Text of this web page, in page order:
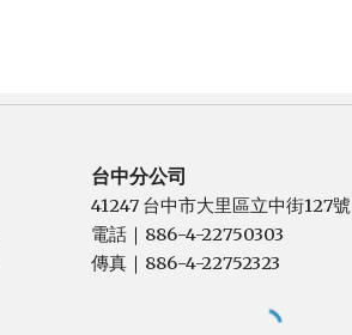
台中分公司
41247 台中市大里區立中街127號
電話
886-4-22750303
傳真
886-4-22752323